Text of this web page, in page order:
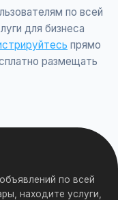
по всей
для бизнеса
прямо
размещать
по всей
находите услуги,